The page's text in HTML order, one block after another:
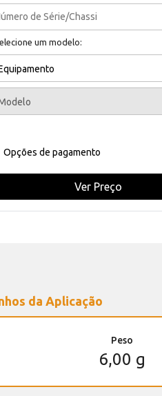
um modelo:
Opções de pagamento
Ver Preço
da Aplicação
Peso
6,00 g